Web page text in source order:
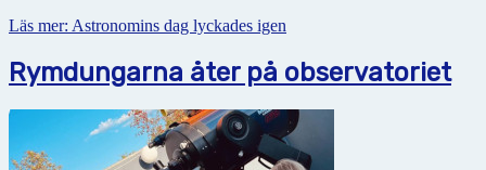
Läs mer: Astronomins dag lyckades igen
Rymdungarna åter på observatoriet